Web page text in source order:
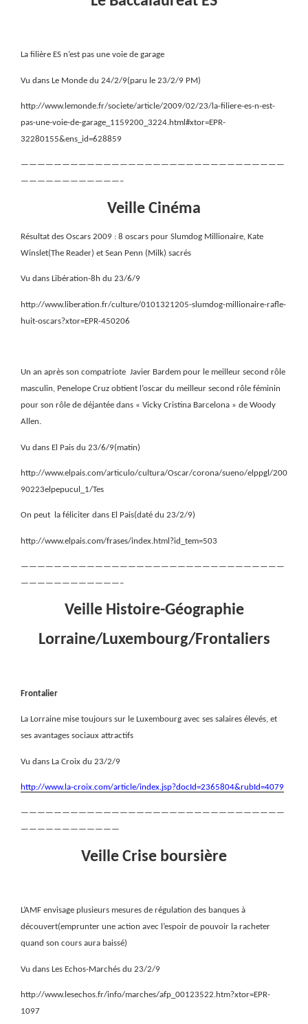
La filière ES n’est pas une voie de garage
Vu dans Le Monde du 24/2/9(paru le 23/2/9 PM)
http://www.lemonde.fr/societe/article/2009/02/23/la-filiere-es-n-est-
pas-une-voie-de-garage_1159200_3224.html#xtor=EPR-
32280155&ens_id=628859
————————————————————————————————
————————————–
Veille Cinéma
Résultat des Oscars 2009 : 8 oscars pour Slumdog Millionaire, Kate
Winslet(The Reader) et Sean Penn (Milk) sacrés
Vu dans Libération-8h du 23/6/9
http://www.liberation.fr/culture/0101321205-slumdog-millionaire-rafle-
huit-oscars?xtor=EPR-450206
Un an après son compatriote Javier Bardem pour le meilleur second rôle
masculin, Penelope Cruz obtient l’oscar du meilleur second rôle féminin
pour son rôle de déjantée dans « Vicky Cristina Barcelona » de Woody
Allen.
Vu dans El Pais du 23/6/9(matin)
http://www.elpais.com/articulo/cultura/Oscar/corona/sueno/elppgl/200
90223elpepucul_1/Tes
On peut la féliciter dans El Pais(daté du 23/2/9)
http://www.elpais.com/frases/index.html?id_tem=503
————————————————————————————————
————————————–
Veille Histoire-Géographie
Lorraine/Luxembourg/Frontaliers
Frontalier
La Lorraine mise toujours sur le Luxembourg avec ses salaires élevés, et
ses avantages sociaux attractifs
Vu dans La Croix du 23/2/9
http://www.la-croix.com/article/index.jsp?docId=2365804&rubId=4079
————————————————————————————————
————————————
Veille Crise boursière
L’AMF envisage plusieurs mesures de régulation des banques à
découvert(emprunter une action avec l’espoir de pouvoir la racheter
quand son cours aura baissé)
Vu dans Les Echos-Marchés du 23/2/9
http://www.lesechos.fr/info/marches/afp_00123522.htm?xtor=EPR-
1097